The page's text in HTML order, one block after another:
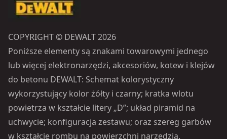
COPYRIGHT © DEWALT 2026
Poniższe elementy są znakami towarowymi jednego
lub więcej elektronarzędzi, akcesoriów, kotew i klejów
do betonu DEWALT: Schemat kolorystyczny
wykorzystujący kolor żółty i czarny; kratka wlotu
powietrza w kształcie litery „D”; układ piramid na
uchwycie; konfiguracja zestawu; oraz szereg garbów
w kształcie rombu na powierzchni narzędzia.